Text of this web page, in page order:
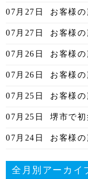
07月27日 お客様
07月27日 お客様
07月26日 お客様
07月26日 お客様
07月25日 お客様
07月25日 堺市で
07月24日 お客様
全月別アーカイ